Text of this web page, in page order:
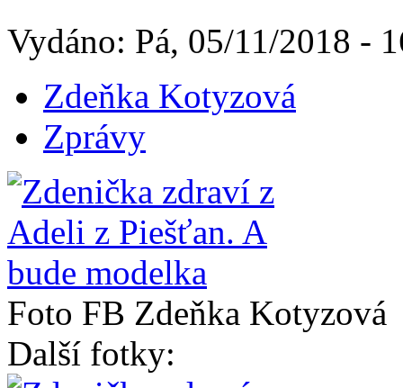
Vydáno: Pá, 05/11/2018 -
Zdeňka Kotyzová
Zprávy
Foto FB Zdeňka Kotyzová
Další fotky: